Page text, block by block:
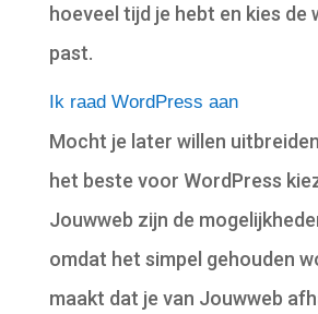
hoeveel tijd je hebt en kies de
past.
Ik raad WordPress aan
Mocht je later willen
het beste voor WordPress
Jouwweb zijn de
omdat het simpel gehouden
maakt dat je van Jouwweb